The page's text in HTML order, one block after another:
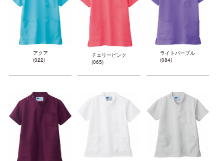
アクア
(022)
チェリーピンク
(065)
ライトパープル
(084)